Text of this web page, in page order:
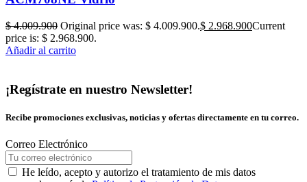
$4.009.900 Original price was: $ 4.009.900.$ 2.968.900Current
price is: $ 2.968.900.
Añadir al carrito
¡Regístrate en nuestro Newsletter!
Recibe promociones exclusivas, noticias y ofertas directamente en tu correo.
Correo Electrónico
He leído, acepto y autorizo el tratamiento de mis datos